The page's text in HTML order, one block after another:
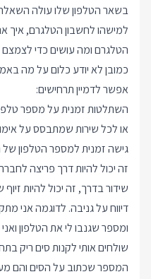
בשאר הטלפון שלו עולה
למישהו לחשבון הטלגרם, איך
הטלגרם ומה עושים כדי
כמובן לא יודע כלום על מה
אפשר לדמיין תרחישים:
השתלטות זמנית על מספר
או לכל שירות שמתבסס על
גישה זמנית למספר הטלפון של
זה יכול להיות דרך פריצה
שידור בדרך, זה יכול להיות
דיווח על גניבה. לדוגמה אני
ומספר שגנבו לי את הטלפון
שולחים אותי לקנות סים ריק
המספר שכתוב על הסים והם